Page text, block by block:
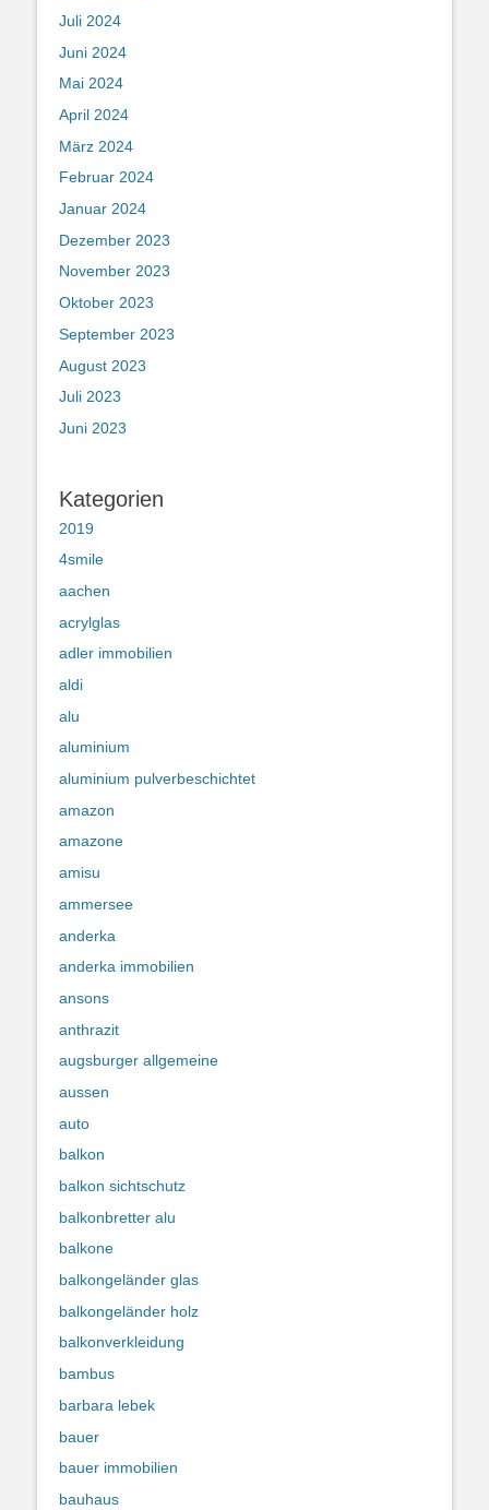
Juli 2024
Juni 2024
Mai 2024
April 2024
März 2024
Februar 2024
Januar 2024
Dezember 2023
November 2023
Oktober 2023
September 2023
August 2023
Juli 2023
Juni 2023
Kategorien
2019
4smile
aachen
acrylglas
adler immobilien
aldi
alu
aluminium
aluminium pulverbeschichtet
amazon
amazone
amisu
ammersee
anderka
anderka immobilien
ansons
anthrazit
augsburger allgemeine
aussen
auto
balkon
balkon sichtschutz
balkonbretter alu
balkone
balkongeländer glas
balkongeländer holz
balkonverkleidung
bambus
barbara lebek
bauer
bauer immobilien
bauhaus